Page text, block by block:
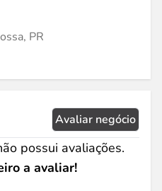
PR
Avaliar negócio
possui avaliações.
a avaliar!